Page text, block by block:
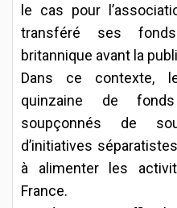
le cas pour
transféré ses
britannique avant la
Dans ce contexte,
quinzaine de
soupçonnés de
d’initiatives
à alimenter les
France.